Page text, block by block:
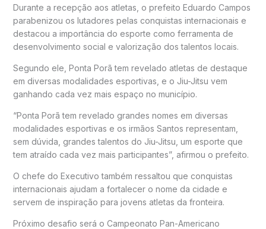
Durante a recepção aos atletas, o prefeito Eduardo Campos
parabenizou os lutadores pelas conquistas internacionais e
destacou a importância do esporte como ferramenta de
desenvolvimento social e valorização dos talentos locais.
Segundo ele, Ponta Porã tem revelado atletas de destaque
em diversas modalidades esportivas, e o Jiu-Jitsu vem
ganhando cada vez mais espaço no município.
“Ponta Porã tem revelado grandes nomes em diversas
modalidades esportivas e os irmãos Santos representam,
sem dúvida, grandes talentos do Jiu-Jitsu, um esporte que
tem atraído cada vez mais participantes”, afirmou o prefeito.
O chefe do Executivo também ressaltou que conquistas
internacionais ajudam a fortalecer o nome da cidade e
servem de inspiração para jovens atletas da fronteira.
Próximo desafio será o Campeonato Pan-Americano